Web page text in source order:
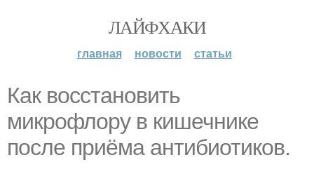
ЛАЙФХАКИ
главная новости статьи
Как восстановить
микрофлору в кишечнике
после приёма антибиотиков.